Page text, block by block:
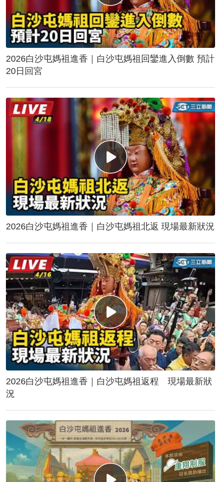
2026白沙屯媽祖進香｜白沙屯媽祖回鑾進入倒數 預計
20日回宮
2026白沙屯媽祖進香｜白沙屯媽祖北返 現場最新狀況
2026白沙屯媽祖進香｜白沙屯媽祖返程 現場最新狀
況